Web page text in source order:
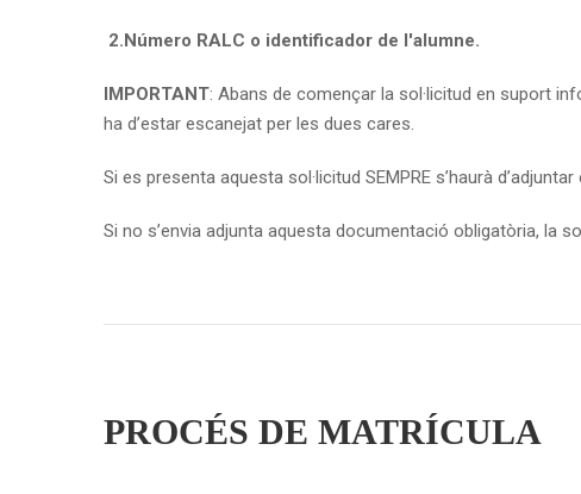
2.Número RALC o identificador de l'alumne.
IMPORTANT: Abans de començar la sol·licitud en suport
ha d’estar escanejat per les dues cares.
Si es presenta aquesta sol·licitud SEMPRE s’haurà
Si no s’envia adjunta aquesta documentació obligatòria, la
PROCÉS DE MATRÍCULA